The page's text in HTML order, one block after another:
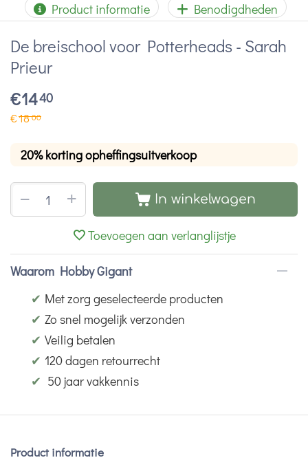
Product informatie Benodigdheden
De breischool voor Potterheads - Sarah
Prieur
€1440
€1800
20% korting opheffingsuitverkoop
+
− In winkelwagen
Toevoegen aan verlanglijstje
Waarom Hobby Gigant
✔ Met zorg geselecteerde producten
✔ Zo snel mogelijk verzonden
✔ Veilig betalen
✔ 120 dagen retourrecht
✔ 50 jaar vakkennis
Product informatie